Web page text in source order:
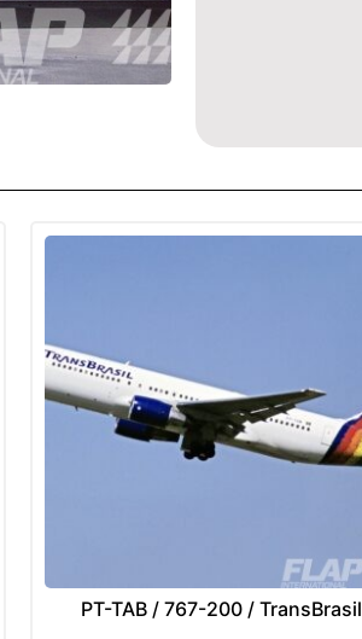
PT-TAB / 767-200 / TransBrasil